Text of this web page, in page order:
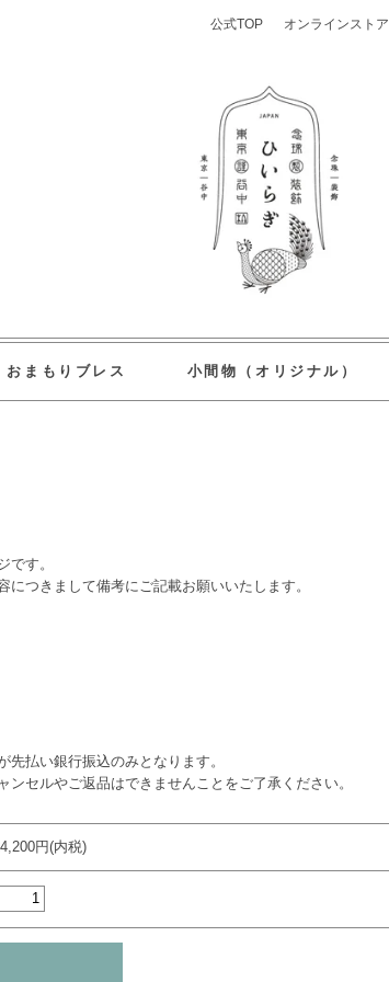
オンラインストア
公式TOP
おまもりブレス 小間物（オリジナル）
です。
つきまして備考にご記載お願いいたします。
先払い銀行振込のみとなります。
ンセルやご返品はできませんことをご了承ください。
円(内税)